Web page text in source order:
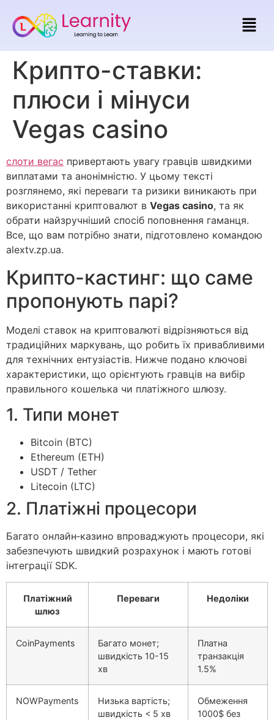
Крипто-ставки:
плюси і мінуси
Vegas casino
слоти вегас привертають увагу гравців швидкими
виплатами та анонімністю. У цьому тексті
розглянемо, які переваги та ризики виникають при
використанні криптовалют в Vegas casino, та як
обрати найзручніший спосіб поповнення гаманця.
Все, що вам потрібно знати, підготовлено командою
alextv.zp.ua.
Крипто-кастинг: що саме
пропонують парі?
Моделі ставок на криптовалюті відрізняються від
традиційних маркувань, що робить їх привабливими
для технічних ентузіастів. Нижче подано ключові
характеристики, що орієнтують гравців на вибір
правильного кошелька чи платіжного шлюзу.
1. Типи монет
Bitcoin (BTC)
Ethereum (ETH)
USDT / Tether
Litecoin (LTC)
2. Платіжні процесори
Багато онлайн‑казино впроваджують процесори, які
забезпечують швидкий розрахунок і мають готові
інтеграції SDK.
Платіжний
шлюз
Переваги Недоліки
CoinPayments
Багато монет;
швидкість 10-15
хв
Платна
транзакція
1.5%
NOWPayments
Низька вартість;
швидкість < 5 хв
Обмеження
1000$ без